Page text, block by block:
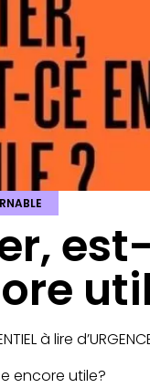
à lire
encore utile?